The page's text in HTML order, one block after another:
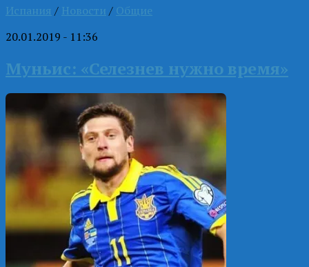
Испания / Новости / Общие
20.01.2019 - 11:36
Муньис: «Селезнев нужно время»